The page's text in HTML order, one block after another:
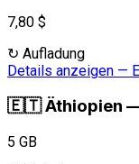
7,80 $
↻ Aufladung
Details anzeigen —
🇪🇹Äthiopien
5 GB